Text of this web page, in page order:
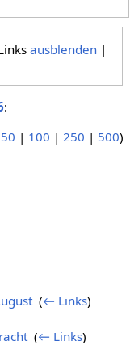
ausblenden |
:
50 | 100 | 250 | 500)
‎(← Links)
‎(← Links)